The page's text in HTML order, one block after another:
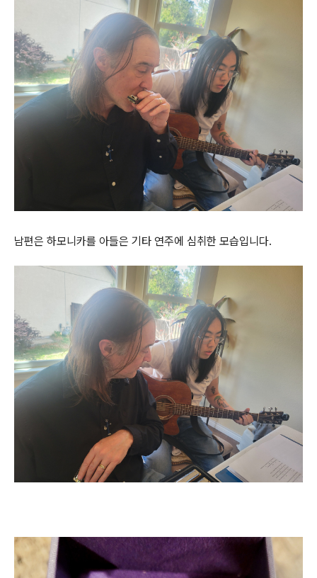
남편은 하모니카를 아들은 기타 연주에 심취한 모습입니다.